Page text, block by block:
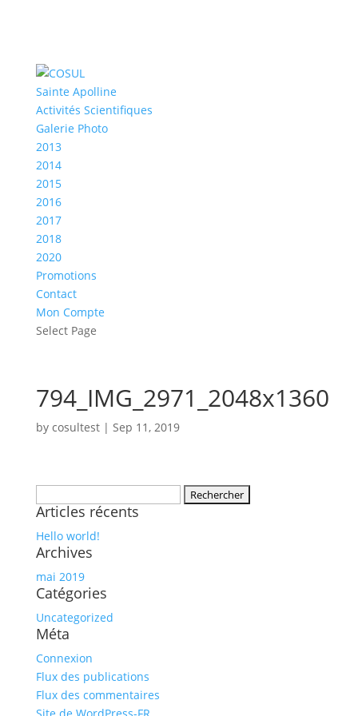
Sainte Apolline
Activités Scientifiques
Galerie Photo
2013
2014
2015
2016
2017
2018
2020
Promotions
Contact
Mon Compte
Select Page
794_IMG_2971_2048x1360
by cosultest| Sep 11, 2019
Articles récents
Hello world!
Archives
mai 2019
Catégories
Uncategorized
Méta
Connexion
Flux des publications
Flux des commentaires